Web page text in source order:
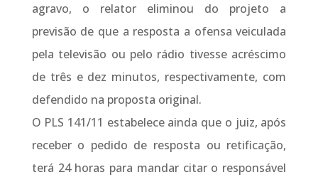
agravo, o relator eliminou do projeto a
previsão de que a resposta a ofensa veiculada
pela televisão ou pelo rádio tivesse acréscimo
de três e dez minutos, respectivamente, com
defendido na proposta original.
O PLS 141/11 estabelece ainda que o juiz, após
receber o pedido de resposta ou retificação,
terá 24 horas para mandar citar o responsável